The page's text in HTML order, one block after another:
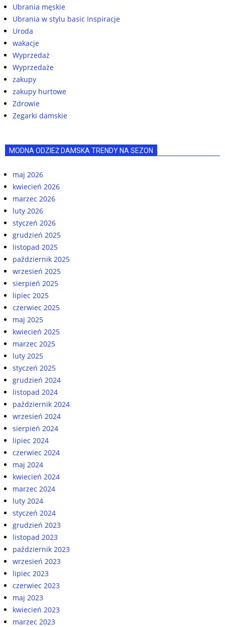
Ubrania męskie
Ubrania w stylu basic Inspiracje
Uroda
wakacje
Wyprzedaż
Wyprzedaże
zakupy
zakupy hurtowe
Zdrowie
Zegarki damskie
MODNA ODZIEŻ DAMSKA TRENDY NA SEZON
maj 2026
kwiecień 2026
marzec 2026
luty 2026
styczeń 2026
grudzień 2025
listopad 2025
październik 2025
wrzesień 2025
sierpień 2025
lipiec 2025
czerwiec 2025
maj 2025
kwiecień 2025
marzec 2025
luty 2025
styczeń 2025
grudzień 2024
listopad 2024
październik 2024
wrzesień 2024
sierpień 2024
lipiec 2024
czerwiec 2024
maj 2024
kwiecień 2024
marzec 2024
luty 2024
styczeń 2024
grudzień 2023
listopad 2023
październik 2023
wrzesień 2023
lipiec 2023
czerwiec 2023
maj 2023
kwiecień 2023
marzec 2023